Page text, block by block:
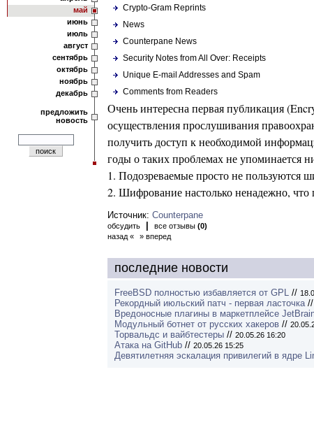
май
июнь
июль
август
сентябрь
октябрь
ноябрь
декабрь
предложить
новость
Crypto-Gram Reprints
News
Counterpane News
Security Notes from All Over: Receipts
Unique E-mail Addresses and Spam
Comments from Readers
Очень интересна первая публикация
осуществления прослушивания
получить доступ к необходимой
годы о таких проблемах не упоминается
1. Подозреваемые просто не пользуются
2. Шифрование настолько ненадежно, что
Источник: Counterpane
обсудить все отзывы (0)
назад «
» вперед
последние новости
FreeBSD полностью избавляется от GPL //
Рекордный июльский патч - первая ласточка//
Вредоносные плагины в маркетплейсе
Модульный ботнет от русских хакеров //
Торвальдс и вайбтестеры // 20.05.26 16:20
Атака на GitHub // 20.05.26 15:25
Девятилетняя эскалация привилегий в ядре